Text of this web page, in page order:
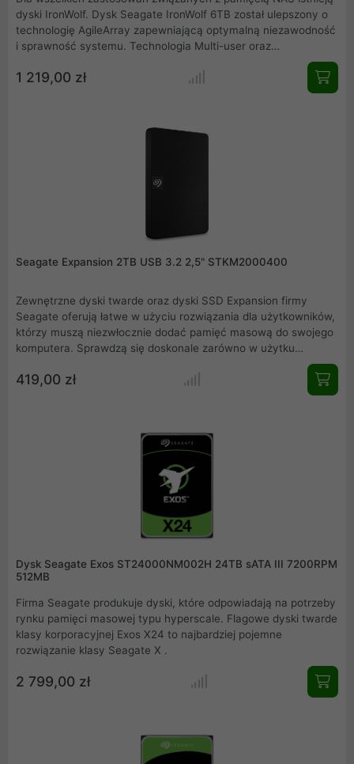
dyski IronWolf. Dysk Seagate IronWolf 6TB został ulepszony o
technologię AgileArray zapewniającą optymalną niezawodność
i sprawność systemu. Technologia Multi-user oraz
ekstremalnie wysokie wskaźniki obciążenia pracą pozwalają
dyskom IronWolf utrzymywać jakość i rozwijać się wraz z
przedsiębiorstwem. Dysk przystosowany do ciągłej prazy w
1 219,00 zł
Seagate Expansion 2TB USB 3.2 2,5" STKM2000400
Zewnętrzne dyski twarde oraz dyski SSD Expansion firmy
Seagate oferują łatwe w użyciu rozwiązania dla użytkowników,
którzy muszą niezwłocznie dodać pamięć masową do swojego
komputera. Sprawdzą się doskonale zarówno w użytku
domowym jak i w firmie. Duża pojemność sprawia że już nigdy
nie zabraknie Ci miejsca na najważniejsze pliki, zdjęcia czy
419,00 zł
Dysk Seagate Exos ST24000NM002H 24TB sATA III 7200RPM
512MB
Firma Seagate produkuje dyski, które odpowiadają na potrzeby
rynku pamięci masowej typu hyperscale. Flagowe dyski twarde
klasy korporacyjnej Exos X24 to najbardziej pojemne
rozwiązanie klasy Seagate X .
2 799,00 zł